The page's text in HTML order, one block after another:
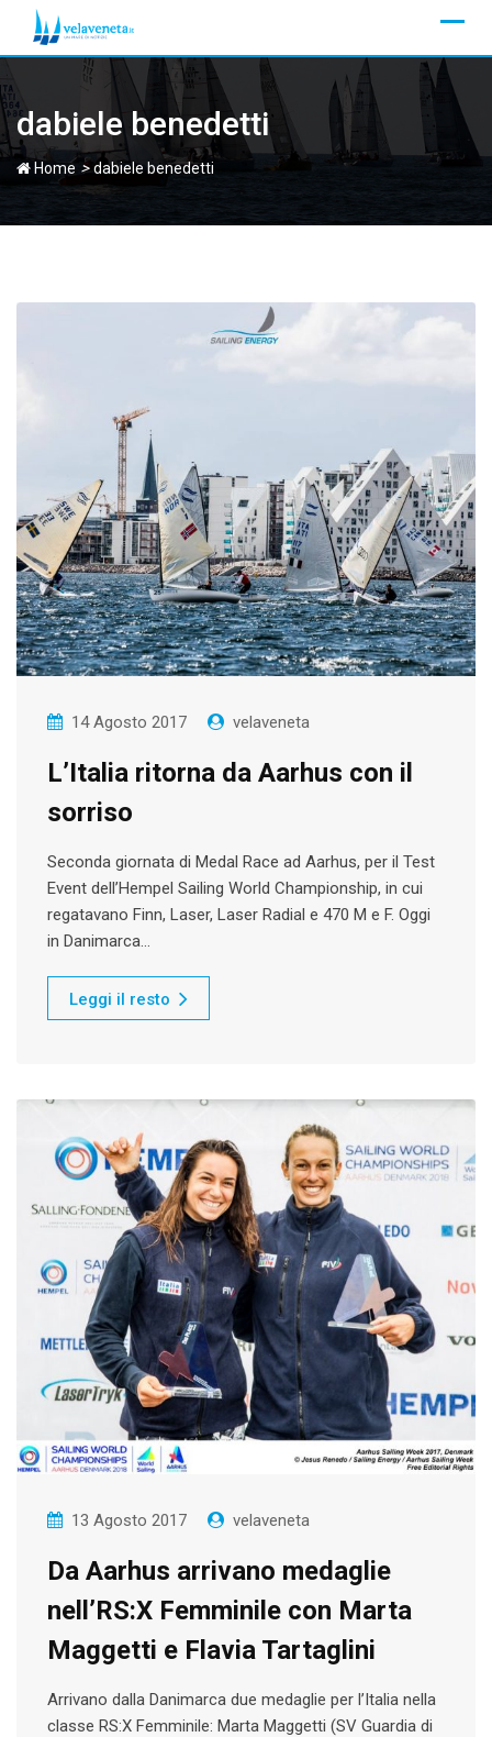
dabiele benedetti
Home >dabiele benedetti
14 Agosto 2017 velaveneta
L’Italia ritorna da Aarhus con il
sorriso
Seconda giornata di Medal Race ad Aarhus, per il Test
Event dell’Hempel Sailing World Championship, in cui
regatavano Finn, Laser, Laser Radial e 470 M e F. Oggi
in Danimarca…
Leggi il resto
13 Agosto 2017 velaveneta
Da Aarhus arrivano medaglie
nell’RS:X Femminile con Marta
Maggetti e Flavia Tartaglini
Arrivano dalla Danimarca due medaglie per l’Italia nella
classe RS:X Femminile: Marta Maggetti (SV Guardia di